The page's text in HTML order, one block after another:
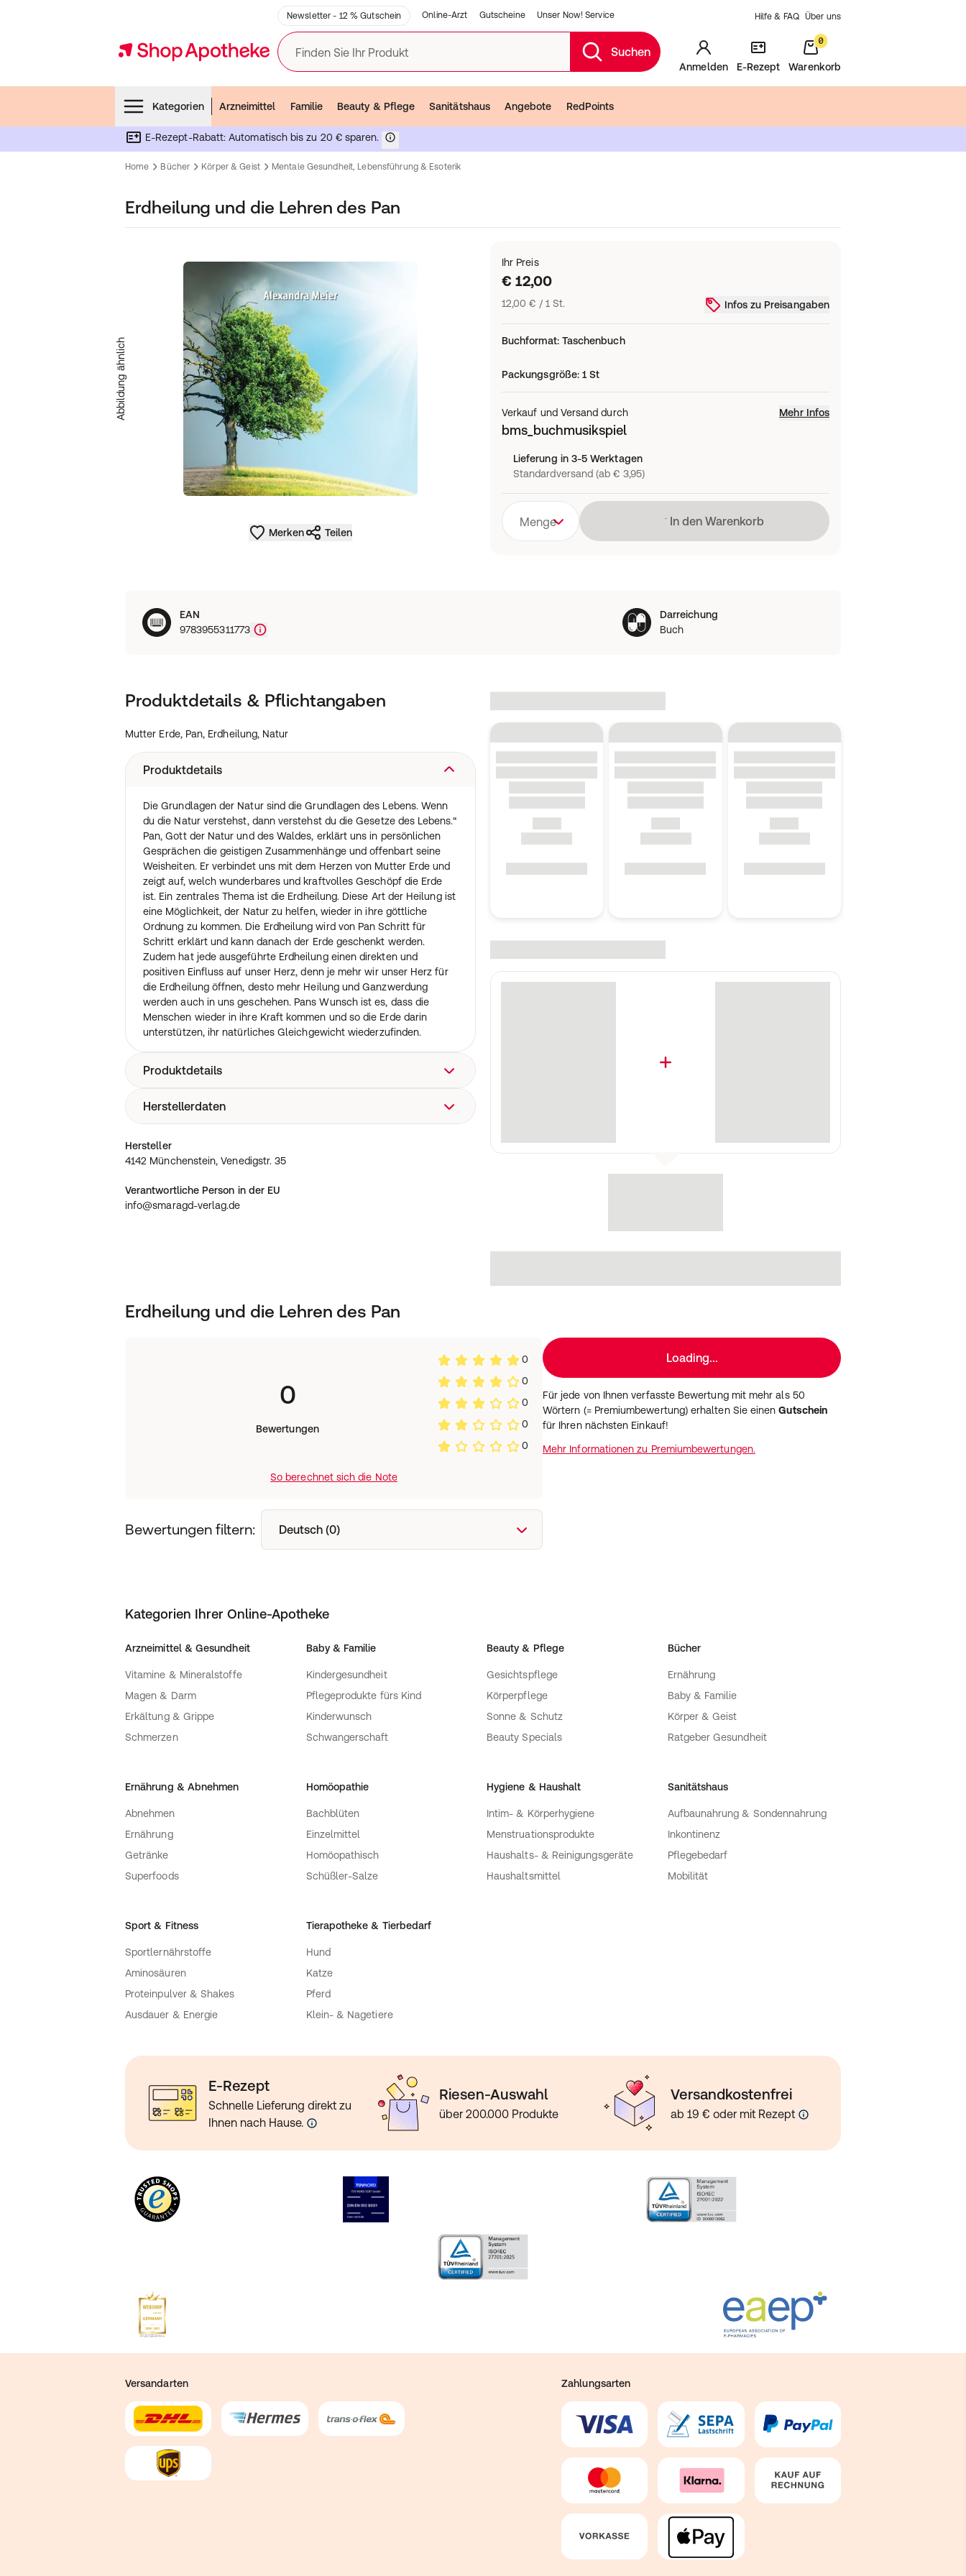
Newsletter - 12 % Gutschein Online-Arzt Gutscheine Unser Now! Service Hilfe & FAQ Über uns
Finden Sie Ihr Produkt Suchen
Anmelden E-Rezept
0
Warenkorb
Kategorien
Arzneimittel Familie Beauty & Pflege Sanitätshaus Angebote RedPoints
E-Rezept-Rabatt: Automatisch bis zu 20 € sparen.
Home Bücher Körper & Geist Mentale Gesundheit, Lebensführung & Esoterik
Erdheilung und die Lehren des Pan
Abbildung ähnlich
Merken Teilen
Ihr Preis
€ 12,00
12,00 € / 1 St. Infos zu Preisangaben
Buchformat: Taschenbuch
Packungsgröße:1 St
Verkauf und Versand durch Mehr Infos
bms_buchmusikspiel
Lieferung in 3-5 Werktagen
Standardversand (ab € 3,95)
Menge Lädt
In den Warenkorb
EAN
9783955311773
Darreichung
Buch
Produktdetails & Pflichtangaben
Mutter Erde, Pan, Erdheilung, Natur
Produktdetails
Die Grundlagen der Natur sind die Grundlagen des Lebens. Wenn
du die Natur verstehst, dann verstehst du die Gesetze des Lebens.“
Pan, Gott der Natur und des Waldes, erklärt uns in persönlichen
Gesprächen die geistigen Zusammenhänge und offenbart seine
Weisheiten. Er verbindet uns mit dem Herzen von Mutter Erde und
zeigt auf, welch wunderbares und kraftvolles Geschöpf die Erde
ist. Ein zentrales Thema ist die Erdheilung. Diese Art der Heilung ist
eine Möglichkeit, der Natur zu helfen, wieder in ihre göttliche
Ordnung zu kommen. Die Erdheilung wird von Pan Schritt für
Schritt erklärt und kann danach der Erde geschenkt werden.
Zudem hat jede ausgeführte Erdheilung einen direkten und
positiven Einfluss auf unser Herz, denn je mehr wir unser Herz für
die Erdheilung öffnen, desto mehr Heilung und Ganzwerdung
werden auch in uns geschehen. Pans Wunsch ist es, dass die
Menschen wieder in ihre Kraft kommen und so die Erde darin
unterstützen, ihr natürliches Gleichgewicht wiederzufinden.
Produktdetails
112 Seiten Deutsch / Erscheinungsdatum: 15.02.2019
Herstellerdaten
4142 Münchenstein, Venedigstr. 35
Hersteller
4142 Münchenstein, Venedigstr. 35
Verantwortliche Person in der EU
info@smaragd-verlag.de
Erdheilung und die Lehren des Pan
0
Bewertungen
0
0
0
0
0
So berechnet sich die Note
Bewertungen filtern: Deutsch (0)
Loading...
Für jede von Ihnen verfasste Bewertung mit mehr als 50
Wörtern (= Premiumbewertung) erhalten Sie einenGutschein
für Ihren nächsten Einkauf!
Mehr Informationen zu Premiumbewertungen.
Kategorien Ihrer Online-Apotheke
Arzneimittel & Gesundheit
Vitamine & Mineralstoffe
Magen & Darm
Erkältung & Grippe
Schmerzen
Baby & Familie
Kindergesundheit
Pflegeprodukte fürs Kind
Kinderwunsch
Schwangerschaft
Beauty & Pflege
Gesichtspflege
Körperpflege
Sonne & Schutz
Beauty Specials
Bücher
Ernährung
Baby & Familie
Körper & Geist
Ratgeber Gesundheit
Ernährung & Abnehmen
Abnehmen
Ernährung
Getränke
Superfoods
Homöopathie
Bachblüten
Einzelmittel
Homöopathisch
Schüßler-Salze
Hygiene & Haushalt
Intim- & Körperhygiene
Menstruationsprodukte
Haushalts- & Reinigungsgeräte
Haushaltsmittel
Sanitätshaus
Aufbaunahrung & Sondennahrung
Inkontinenz
Pflegebedarf
Mobilität
Sport & Fitness
Sportlernährstoffe
Aminosäuren
Proteinpulver & Shakes
Ausdauer & Energie
Tierapotheke & Tierbedarf
Hund
Katze
Pferd
Klein- & Nagetiere
E-Rezept
Schnelle Lieferung direkt zu
Ihnen nach Hause.
Riesen-Auswahl
über 200.000 Produkte
Versandkostenfrei
ab 19 € oder mit Rezept
Versandarten Zahlungsarten